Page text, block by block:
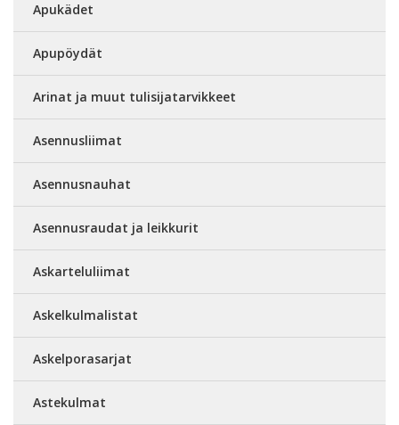
Apukädet
Apupöydät
Arinat ja muut tulisijatarvikkeet
Asennusliimat
Asennusnauhat
Asennusraudat ja leikkurit
Askarteluliimat
Askelkulmalistat
Askelporasarjat
Astekulmat